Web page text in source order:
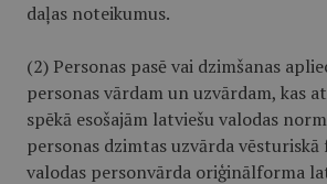
daļas noteikumus.
(2) Personas pasē vai dzimšanas
personas vārdam un uzvārdam, kas
spēkā esošajām latviešu valodas
personas dzimtas uzvārda
valodas personvārda oriģinālforma